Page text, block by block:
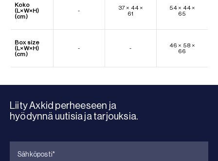
Koko
(L×W×H)
(cm)
-
37 × 44 ×
61
54 × 44 ×
65
Box size
(L×W×H)
(cm)
- -
46 × 58 ×
66
Liity Axkid perheeseen ja
hyödynnä uutisia ja tarjouksia.